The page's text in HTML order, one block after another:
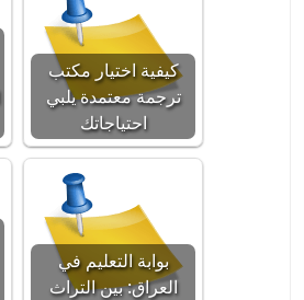
كيفية اختيار مكتب
ترجمة معتمدة يلبي
احتياجاتك
بوابة التعليم في
العراق: بين التراث